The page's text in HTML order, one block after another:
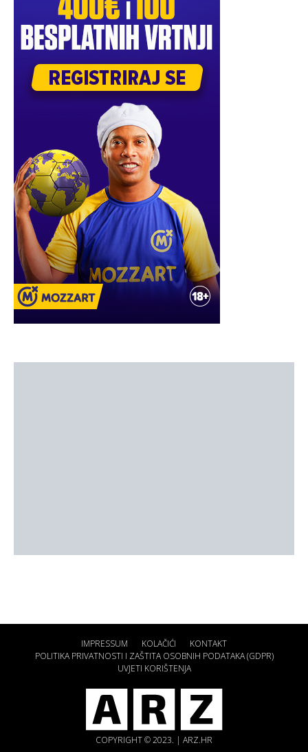
IMPRESSUM KOLAČIĆI
KONTAKT
POLITIKA PRIVATNOSTI I ZAŠTITA OSOBNIH PODATAKA (GDPR)
UVJETI KORIŠTENJA
COPYRIGHT © 2023. | ARZ.HR